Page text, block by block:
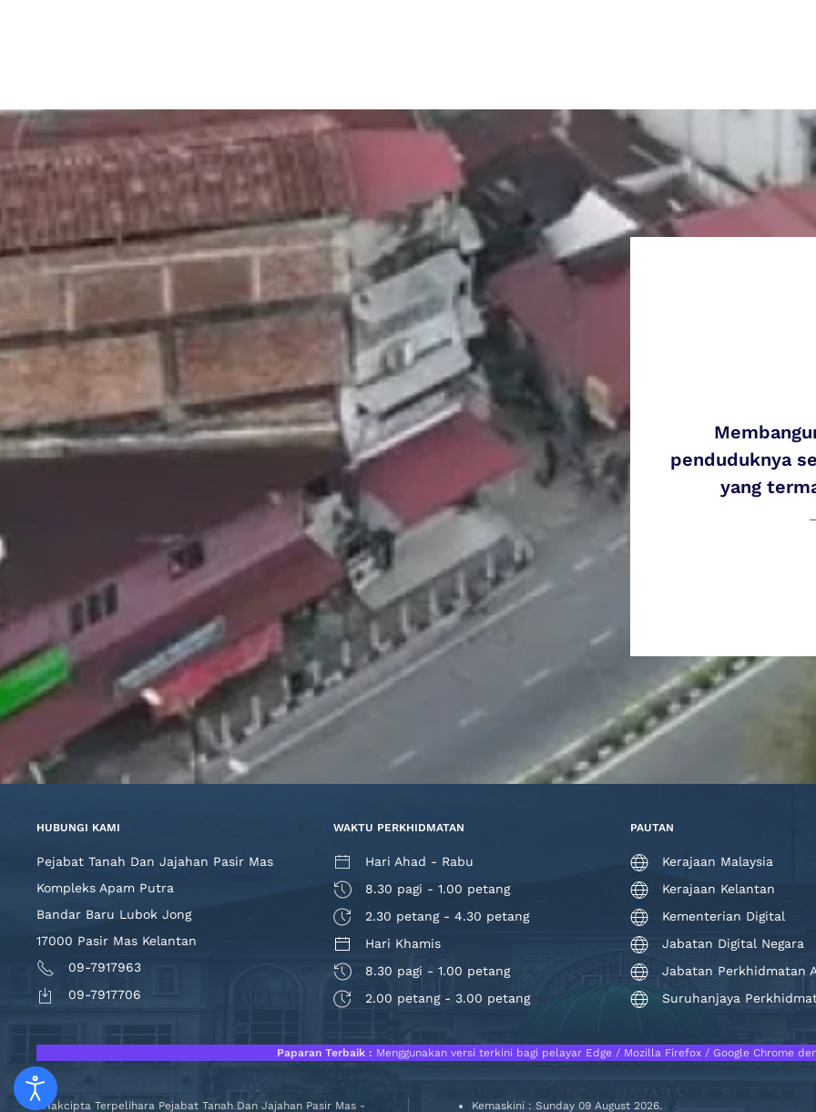
penduduknya
yang
HUBUNGI KAMI
Pejabat Tanah Dan Jajahan Pasir Mas
Kompleks Apam Putra
Bandar Baru Lubok Jong
17000 Pasir Mas Kelantan
09-7917963
09-7917706
WAKTU PERKHIDMATAN
Hari Ahad - Rabu
8.30 pagi - 1.00 petang
2.30 petang - 4.30 petang
Hari Khamis
8.30 pagi - 1.00 petang
2.00 petang - 3.00 petang
PAUTAN
Kerajaan Malaysia
Kerajaan Kelantan
Kementerian Digital
Jabatan Digital Negara
Jabatan Perkhidmatan
Suruhanjaya
Paparan Terbaik : Menggunakan versi terkini bagi pelayar Edge / Mozilla Firefox / Google Chrome
Hakcipta Terpelihara Pejabat Tanah Dan Jajahan Pasir Mas - Kemaskini : Sunday 09 August 2026.